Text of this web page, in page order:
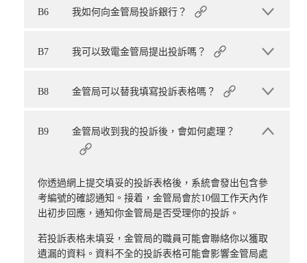
B6 我如何向金管局投訴銀行？
B7 我可以致電金管局提出投訴嗎？
B8 金管局可以替我填寫投訴表格嗎？
B9 金管局收到我的投訴後，會如何處理？
你透過網上提交填妥的投訴表格後，系統會發出包含參
考編號的確認通知。接着，金管局會於10個工作天內作
出初步回應，通知你金管局是否受理你的投訴。
若投訴表格未填妥，金管局的職員可能會聯絡你以獲取
遺漏的資料。資料不全的投訴表格可能會影響金管局處